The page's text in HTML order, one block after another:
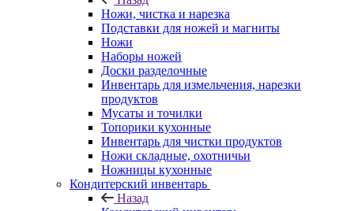
Ножи, чистка и нарезка
Подставки для ножей и магниты
Ножи
Наборы ножей
Доски разделочные
Инвентарь для измельчения, нарезки
продуктов
Мусаты и точилки
Топорики кухонные
Инвентарь для чистки продуктов
Ножи складные, охотничьи
Ножницы кухонные
Кондитерский инвентарь
Назад